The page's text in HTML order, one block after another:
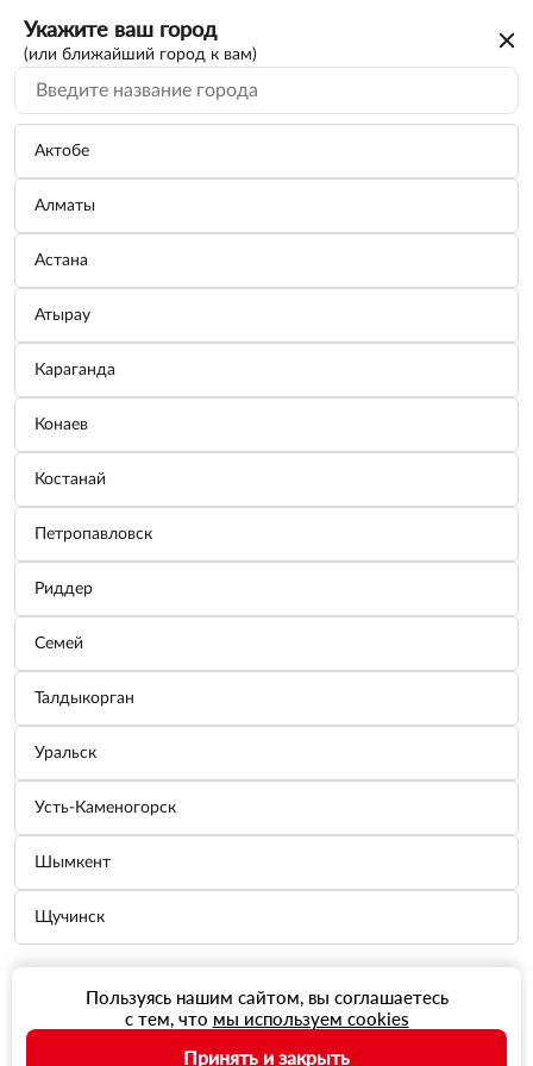
Укажите ваш город
(или ближайший город к вам)
Актобе
Алматы
Астана
Атырау
Караганда
Конаев
Костанай
Петропавловск
Риддер
Семей
Талдыкорган
Уральск
Усть-Каменогорск
Шымкент
Щучинск
Пользуясь нашим сайтом, вы соглашаетесь
с тем, что мы используем cookies
Принять и закрыть